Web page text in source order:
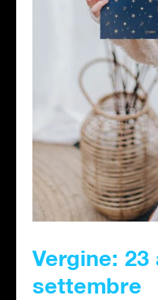
Vergine:
settembre